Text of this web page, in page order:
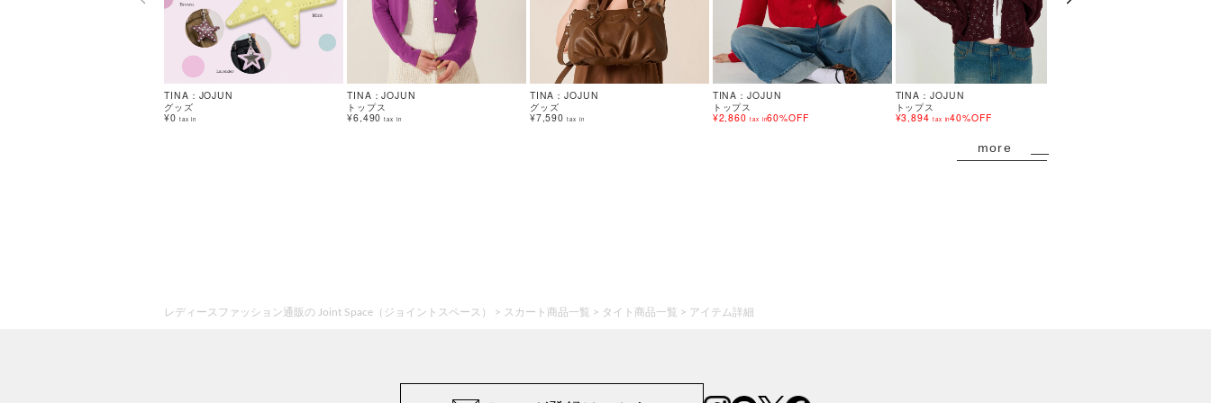
TINA：JOJUN
グッズ
¥0 tax in
TINA：JOJUN
トップス
¥6,490 tax in
TINA：JOJUN
グッズ
¥7,590 tax in
TINA：JOJUN
トップス
¥2,860 tax in60%OFF
TINA：JOJUN
トップス
¥3,894 tax in40%OFF
more
レディースファッション通販の Joint Space（ジョイントスペース） スカート商品一覧 タイト商品一覧 アイテム詳細